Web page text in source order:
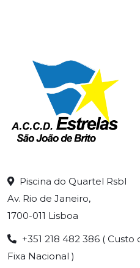
Piscina do Quartel Rsbl
Av. Rio de Janeiro,
1700-011 Lisboa
+351 218 482 386 (
Fixa Nacional )